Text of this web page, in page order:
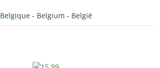
Belgique - Belgium - België